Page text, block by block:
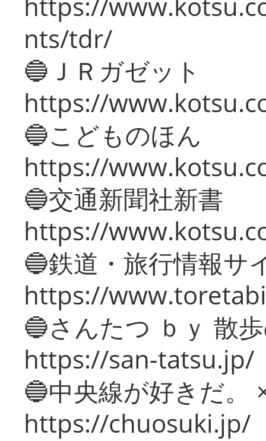
nts/tdr/
🔵ＪＲガゼット
https://
🔵こどものほん
https://
🔵交通新聞社新書
https://
🔵鉄道・旅行情報サ
https://
🔵さんたつ ｂｙ 散
https://san-tatsu.jp/
🔵中央線が好きだ。
https://chuosuki.jp/